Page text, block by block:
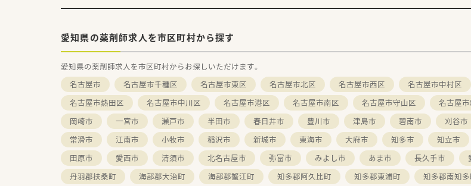
愛知県の薬剤師求人を市区町村から探す
愛知県の薬剤師求人を市区町村からお探しいただけます。
名古屋市
名古屋市千種区 名古屋市東区 名古屋市北区 名古屋市西区 名古屋市中村区
名古屋市熱田区
名古屋市中川区 名古屋市港区 名古屋市南区 名古屋市守山区 名古屋
岡崎市
一宮市 瀬戸市 半田市 春日井市 豊川市 津島市 碧南市 刈谷市
常滑市
江南市 小牧市 稲沢市 新城市 東海市 大府市 知多市 知立市
田原市
愛西市 清須市 北名古屋市 弥富市 みよし市 あま市 長久手市
丹羽郡扶桑町
海部郡大治町 海部郡蟹江町 知多郡阿久比町 知多郡東浦町 知多郡南知